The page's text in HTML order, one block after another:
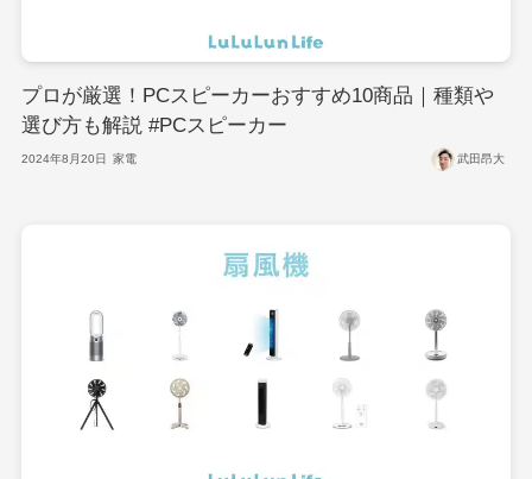
プロが厳選！PCスピーカーおすすめ10商品｜種類や
選び方も解説 #PCスピーカー
2024年8月20日 家電 武田昂大